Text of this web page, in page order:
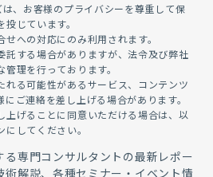
、お客様のプライバシーを尊重して保
じています。
への対応にのみ利用されます。
託する場合がありますが、法令及び弊社
理を行っております。
れる可能性があるサービス、コンテンツ
ご連絡を差し上げる場合があります。
上げることに同意いただける場合は、以
してください。
る専門コンサルタントの最新レポー
術解説、各種セミナー・イベント情